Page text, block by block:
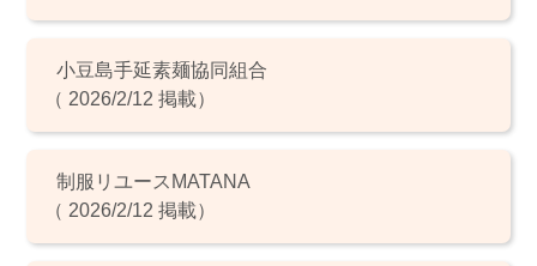
小豆島手延素麺協同組合
（ 2026/2/12 掲載）
制服リユースMATANA
（ 2026/2/12 掲載）